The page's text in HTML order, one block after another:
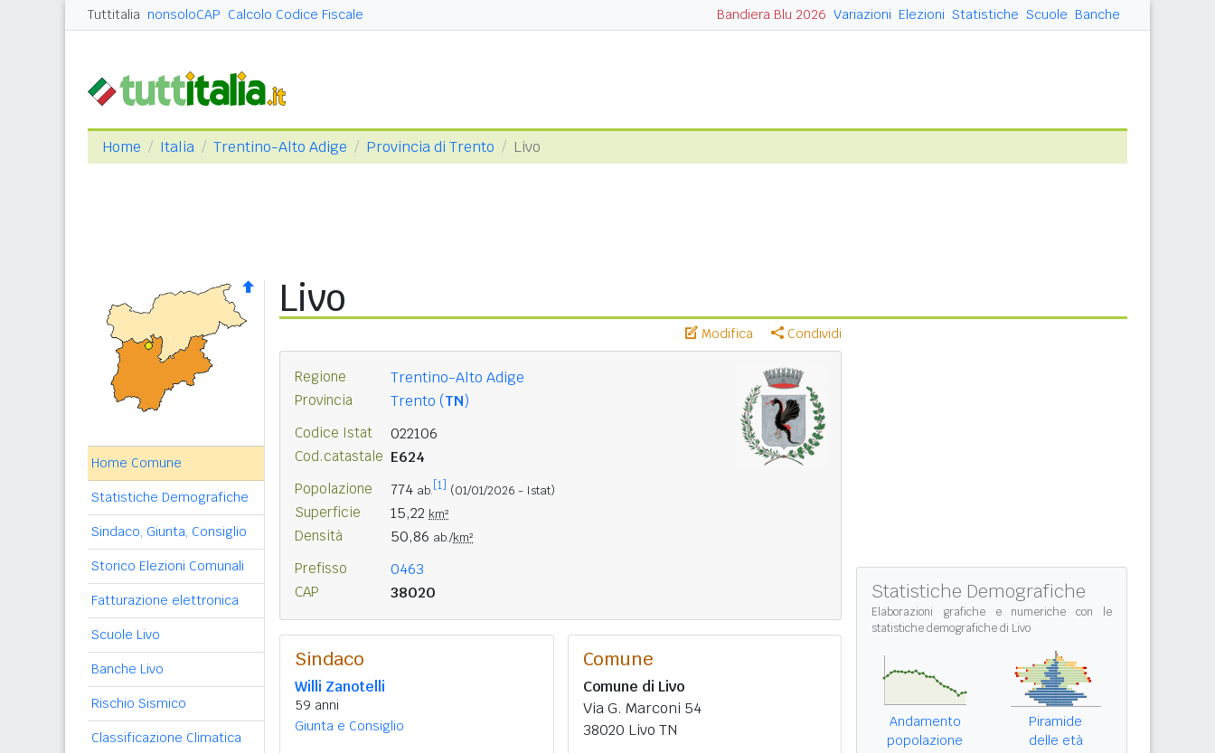
Tuttitalia nonsoloCAP Calcolo Codice Fiscale Bandiera Blu 2026 Variazioni Elezioni Statistiche Scuole Banche
Home Italia Trentino-Alto Adige Provincia di Trento Livo
Home Comune
Statistiche Demografiche
Sindaco, Giunta, Consiglio
Storico Elezioni Comunali
Fatturazione elettronica
Scuole Livo
Banche Livo
Rischio Sismico
Classificazione Climatica
Livo
Modifica Condividi
Regione Trentino-Alto Adige
Provincia Trento (TN)
Codice Istat 022106
Cod.catastale E624
Popolazione 774 ab. [1] (01/01/2026 - Istat)
Superficie 15,22 km²
Densità 50,86 ab./km²
Prefisso 0463
CAP 38020
Sindaco
Willi Zanotelli
59 anni
Giunta e Consiglio
Comune
Comune di Livo
Via G. Marconi 54
38020 Livo TN
Statistiche Demografiche
Elaborazioni grafiche e numeriche con le
statistiche demografiche di Livo
Andamento
popolazione
Piramide
delle età